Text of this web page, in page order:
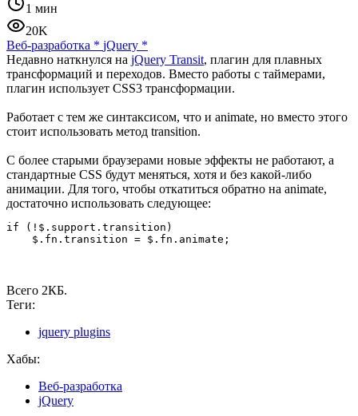
1 мин
20K
Веб-разработка * jQuery *
Недавно наткнулся на jQuery Transit, плагин для плавных
трансформаций и переходов. Вместо работы с таймерами,
плагин использует CSS3 трансформации.
Работает с тем же синтаксисом, что и animate, но вместо этого
стоит использовать метод transition.
С более старыми браузерами новые эффекты не работают, а
стандартные CSS будут меняться, хотя и без какой-либо
анимации. Для того, чтобы откатиться обратно на animate,
достаточно использовать следующее:
if (!$.support.transition)
Всего 2КБ.
Теги:
jquery plugins
Хабы:
Веб-разработка
jQuery